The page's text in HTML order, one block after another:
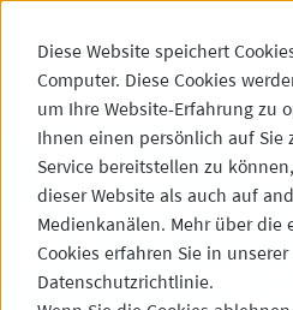
Diese Website speichert
Computer. Diese Cookies
um Ihre Website-Erfahrung zu
Ihnen einen persönlich auf Sie
Service bereitstellen zu
dieser Website als auch auf
Medienkanälen. Mehr über die
Cookies erfahren Sie in unserer
Datenschutzrichtlinie.